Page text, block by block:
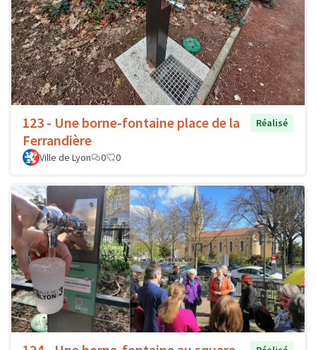
123 - Une borne-fontaine place de la
Ferrandière
Réalisé
Ville de Lyon 0 0